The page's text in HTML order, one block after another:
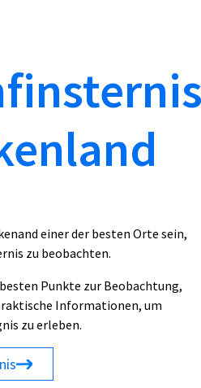
einer der besten Orte sein,
zu beobachten.
Punkte zur Beobachtung,
Informationen, um
zu erleben.